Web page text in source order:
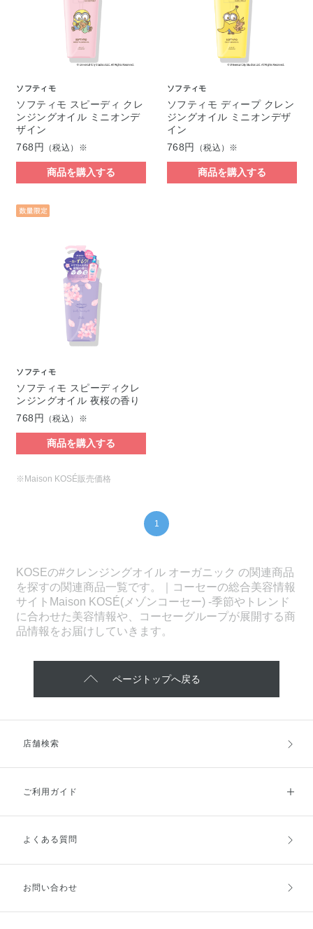
ソフティモ
ソフティモ スピーディ クレ
ンジングオイル ミニオンデ
ザイン
768円
（税込）※
商品を購入する
ソフティモ
ソフティモ ディープ クレン
ジングオイル ミニオンデザ
イン
768円
（税込）※
商品を購入する
ソフティモ
ソフティモ スピーディクレ
ンジングオイル 夜桜の香り
768円
（税込）※
商品を購入する
※Maison KOSÉ販売価格
1
KOSEの#クレンジングオイル オーガニック の関連商品
を探すの関連商品一覧です。｜コーセーの総合美容情報
サイトMaison KOSÉ(メゾンコーセー) -季節やトレンド
に合わせた美容情報や、コーセーグループが展開する商
品情報をお届けしていきます。
ページトップへ戻る
店舗検索
ご利用ガイド
ご利用ガイドトップ
お支払方法
よくある質問
お問い合わせ